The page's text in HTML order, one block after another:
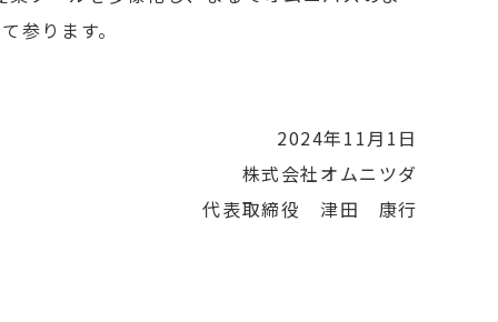
参ります。
2024年11月1日
株式会社オムニツダ
代表取締役 津田 康行